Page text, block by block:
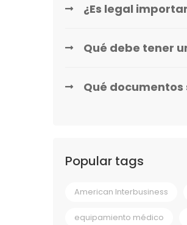
¿Es legal
Qué debe tener
Qué
Popular tags
American Interbusiness
equipamiento médico